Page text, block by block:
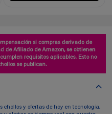
si compras derivado de
de Afiliado de Amazon, se obtienen
requisitos aplicables. Esto no
se publican.
chollos y ofertas de hoy en tecnología,